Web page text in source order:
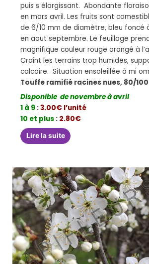
puis s élargissant. Abondante
en mars avril. Les fruits sont
de 6/10 mm de diamètre, bleu foncé
en aout septembre. Le feuillage
magnifique couleur rouge orangé à
Craint les terrains trop humides,
calcaire. Situation ensoleillée à mi
Touffe ramifié racines nues, 80/100
Disponible de novembre à avril
1 à 9 :3.00€ l’unité
10 et plus : 2.80€
Lire la suite